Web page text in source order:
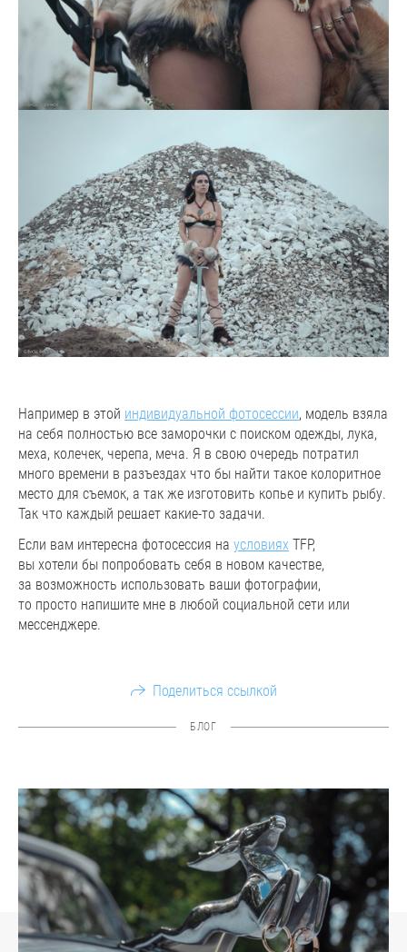
Например в этой индивидуальной фотосессии, модель взяла
на себя полностью все заморочки с поиском одежды, лука,
меха, колечек, черепа, меча. Я в свою очередь потратил
много времени в разъездах что бы найти такое колоритное
место для съемок, а так же изготовить копье и купить рыбу.
Так что каждый решает какие-то задачи.
Если вам интересна фотосессия на условиях TFP,
вы хотели бы попробовать себя в новом качестве,
за возможность использовать ваши фотографии,
то просто напишите мне в любой социальной сети или
мессенджере.
Поделиться ссылкой
БЛОГ